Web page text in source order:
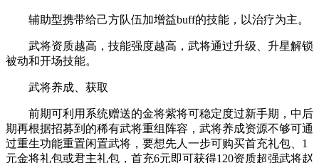
辅助型携带给己方队伍加增益buff的技能，以治疗为主。
武将资质越高，技能强度越高，武将通过升级、升星解锁
被动和开场技能。
武将养成、获取
前期可利用系统赠送的金将紫将可稳定度过新手期，中后
期再根据招募到的稀有武将重组阵容，武将养成资源不够可通
过重生功能重置闲置武将，要想先人一步可购买首充礼包、1
元金将礼包或君主礼包，首充6元即可获得120资质超强武将赵